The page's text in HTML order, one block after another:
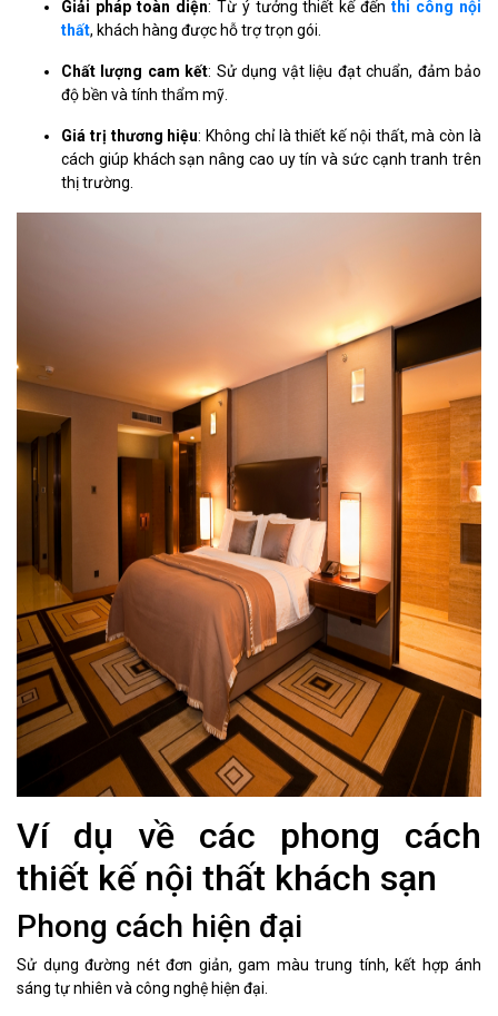
Giải pháp toàn diện: Từ ý tưởng thiết kế đếnthi công nội
thất, khách hàng được hỗ trợ trọn gói.
Chất lượng cam kết: Sử dụng vật liệu đạt chuẩn, đảm bảo
độ bền và tính thẩm mỹ.
Giá trị thương hiệu: Không chỉ là thiết kế nội thất, mà còn là
cách giúp khách sạn nâng cao uy tín và sức cạnh tranh trên
thị trường.
Ví dụ về các phong cách
thiết kế nội thất khách sạn
Phong cách hiện đại
Sử dụng đường nét đơn giản, gam màu trung tính, kết hợp ánh
sáng tự nhiên và công nghệ hiện đại.